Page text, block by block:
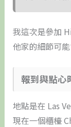
我這次是參加
他家的細節可
報到與點心
地點是在 Las
現在一個櫃檯